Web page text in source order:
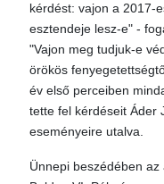
kérdést: vajon a 2017-
esztendeje lesz-e" -
"Vajon meg tudjuk-e
örökös
év első perceiben
tette fel kérdéseit Áder
eseményeire utalva.
Ünnepi beszédében